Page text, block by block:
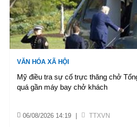
VĂN HÓA XÃ HỘI
Mỹ điều tra sự cố trực thăng chở
quá gần máy bay chở khách
06/08/2026 14:19 TTXVN